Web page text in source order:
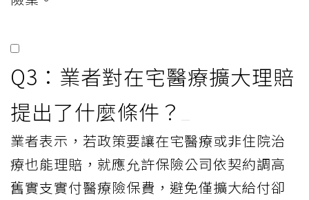
Q3：業者對在宅醫療擴大理賠
提出了什麼條件？
業者表示，若政策要讓在宅醫療或非住院治
療也能理賠，就應允許保險公司依契約調高
舊實支實付醫療險保費，避免僅擴大給付卻